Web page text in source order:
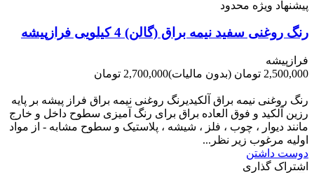
پیشنهاد ویژه محدود
رنگ روغنی سفید نیمه براق (گالن) 4 کیلویی فرازپیشه
فرازپیشه
2,500,000 تومان
(بدون مالیات)2,700,000 تومان
رنگ روغنی نیمه براق آلکیدیرنگ روغنی نیمه براق فراز پیشه بر پایه
رزین آلکید و فوق العاده براق برای رنگ آمیزی سطوح داخل و خارج
مانند دیوار ، چوب ، فلز ، شیشه ، پلاستیک و سطوح مشابه - از مواد
اولیه مرغوب زیر نظر...
دوست داشتن
اشتراک گذاری